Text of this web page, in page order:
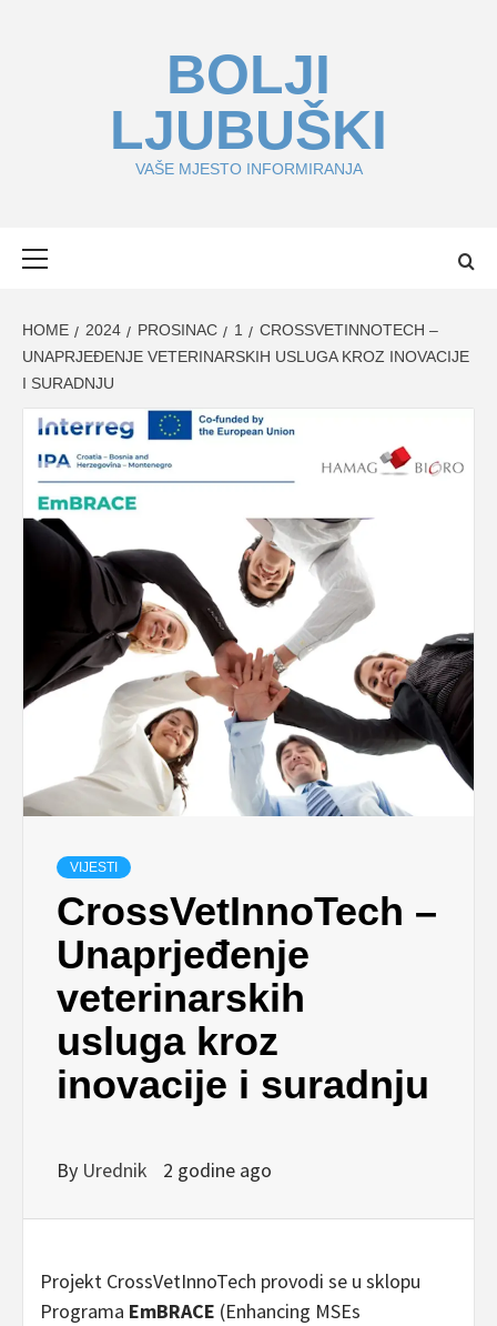
BOLJI
LJUBUŠKI
VAŠE MJESTO INFORMIRANJA
HOME 2024 PROSINAC 1
CROSSVETINNOTECH –
UNAPRJEĐENJE VETERINARSKIH USLUGA KROZ INOVACIJE
I SURADNJU
VIJESTI
CrossVetInnoTech –
Unaprjeđenje
veterinarskih
usluga kroz
inovacije i suradnju
By Urednik 2 godine ago
Projekt CrossVetInnoTech provodi se u sklopu
Programa EmBRACE (Enhancing MSEs